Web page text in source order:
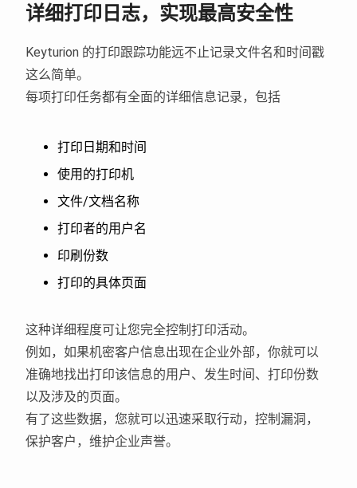
详细打印日志，实现最高安全性
Keyturion 的打印跟踪功能远不止记录文件名和时间戳
这么简单。
每项打印任务都有全面的详细信息记录，包括
打印日期和时间
使用的打印机
文件/文档名称
打印者的用户名
印刷份数
打印的具体页面
这种详细程度可让您完全控制打印活动。
例如，如果机密客户信息出现在企业外部，你就可以
准确地找出打印该信息的用户、发生时间、打印份数
以及涉及的页面。
有了这些数据，您就可以迅速采取行动，控制漏洞，
保护客户，维护企业声誉。